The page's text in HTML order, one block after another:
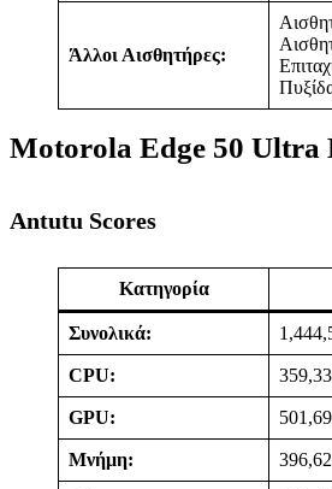
Άλλοι Αισθητήρες:
Motorola Edge 50 Ultra
Antutu Scores
Κατηγορία
Συνολικά:
CPU:
GPU:
Μνήμη: